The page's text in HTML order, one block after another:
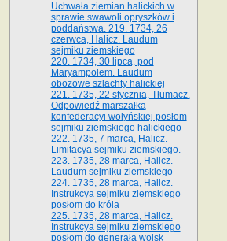
Uchwała ziemian halickich w
sprawie swawoli opryszków i
poddaństwa. 219. 1734, 26
czerwca, Halicz. Laudum
sejmiku ziemskiego
220. 1734, 30 lipca, pod
Maryampolem. Laudum
obozowe szlachty halickiej
221. 1735, 22 stycznia, Tłumacz.
Odpowiedź marszałka
konfederacyi wołyńskiej posłom
sejmiku ziemskiego halickiego
222. 1735, 7 marca, Halicz.
Limitacya sejmiku ziemskiego.
223. 1735, 28 marca, Halicz.
Laudum sejmiku ziemskiego
224. 1735, 28 marca, Halicz.
Instrukcya sejmiku ziemskiego
posłom do króla
225. 1735, 28 marca, Halicz.
Instrukcya sejmiku ziemskiego
posłom do generała wojsk